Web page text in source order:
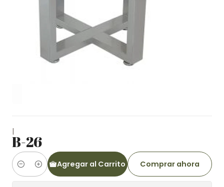
|
B-26
Cantidad
Agregar al Carrito Comprar ahora